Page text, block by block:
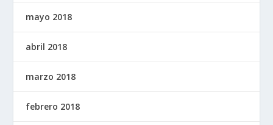
mayo 2018
abril 2018
marzo 2018
febrero 2018